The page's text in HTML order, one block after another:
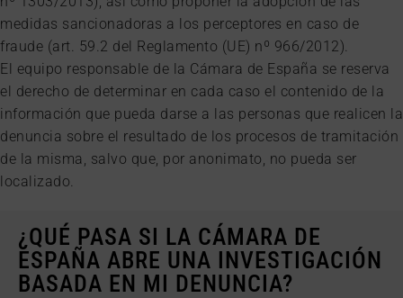
medidas sancionadoras a los perceptores en caso de
fraude (art. 59.2 del Reglamento (UE) nº 966/2012).
El equipo responsable de la Cámara de España se reserva
el derecho de determinar en cada caso el contenido de la
información que pueda darse a las personas que realicen la
denuncia sobre el resultado de los procesos de tramitación
de la misma, salvo que, por anonimato, no pueda ser
localizado.
¿QUÉ PASA SI LA CÁMARA DE
ESPAÑA ABRE UNA INVESTIGACIÓN
BASADA EN MI DENUNCIA?